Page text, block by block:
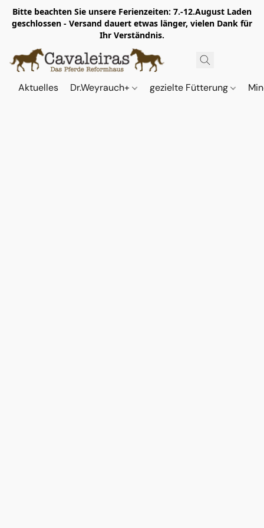
Bitte beachten Sie unsere Ferienzeiten: 7.-12.August Laden
geschlossen - Versand dauert etwas länger, vielen Dank für
Ihr Verständnis.
Aktuelles Dr.Weyrauch+ gezielte Fütterung